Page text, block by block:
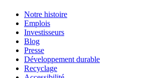
Notre histoire
Emplois
Investisseurs
Blog
Presse
Développement durable
Recyclage